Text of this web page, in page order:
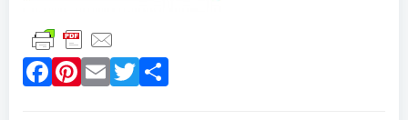
Facebook
Pinterest
EmailTwitter